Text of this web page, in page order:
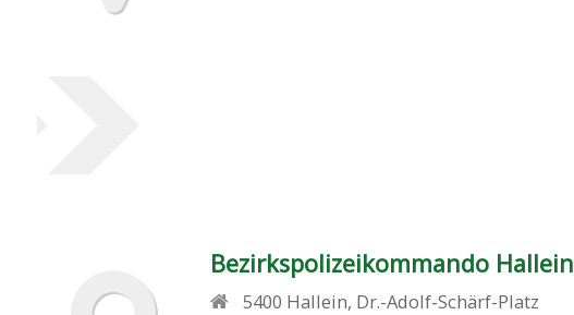
Bezirkspolizeikommando Hallein
5400 Hallein, Dr.-Adolf-Schärf-Platz